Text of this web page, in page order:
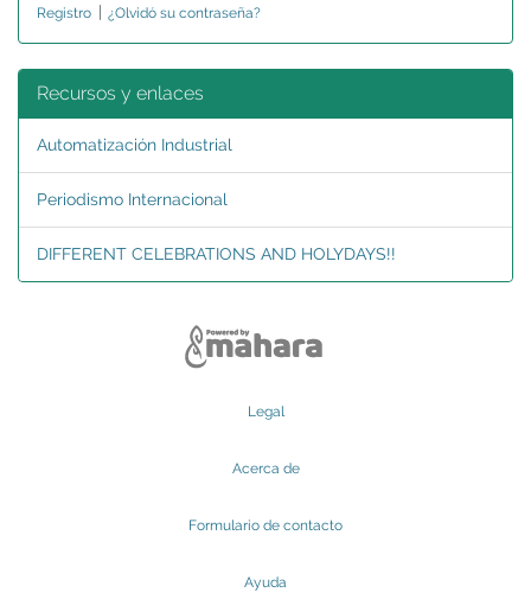
Registro | ¿Olvidó su contraseña?
Recursos y enlaces
Automatización Industrial
Periodismo Internacional
DIFFERENT CELEBRATIONS AND HOLYDAYS!!
Legal
Acerca de
Formulario de contacto
Ayuda